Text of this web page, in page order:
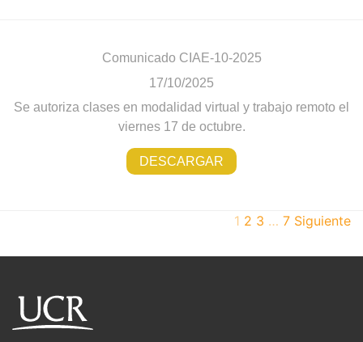
Comunicado CIAE-10-2025
17/10/2025
Se autoriza clases en modalidad virtual y trabajo remoto el
viernes 17 de octubre.
DESCARGAR
1 2 3 … 7 Siguiente